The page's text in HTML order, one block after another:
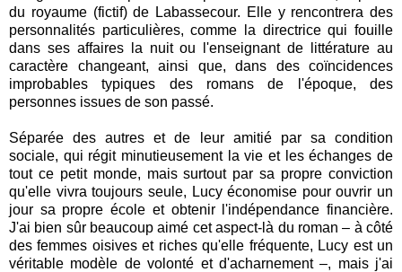
du royaume (fictif) de Labassecour. Elle y rencontrera des
personnalités particulières, comme la directrice qui fouille
dans ses affaires la nuit ou l'enseignant de littérature au
caractère changeant, ainsi que, dans des coïncidences
improbables typiques des romans de l'époque, des
personnes issues de son passé.
Séparée des autres et de leur amitié par sa condition
sociale, qui régit minutieusement la vie et les échanges de
tout ce petit monde, mais surtout par sa propre conviction
qu'elle vivra toujours seule, Lucy économise pour ouvrir un
jour sa propre école et obtenir l'indépendance financière.
J'ai bien sûr beaucoup aimé cet aspect-là du roman – à côté
des femmes oisives et riches qu'elle fréquente, Lucy est un
véritable modèle de volonté et d'acharnement –, mais j'ai